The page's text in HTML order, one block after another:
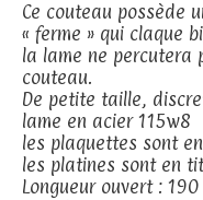
Ce couteau possède
« ferme » qui claque
la lame ne percutera
couteau.
De petite taille,
lame en acier 115w8
les plaquettes sont
les platines sont en
Longueur ouvert : 190